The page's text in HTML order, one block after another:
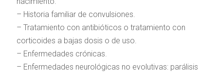
– Historia familiar de convulsiones.
– Tratamiento con antibióticos o tratamiento con
corticoides a bajas dosis o de uso.
– Enfermedades crónicas.
– Enfermedades neurológicas no evolutivas: parálisis